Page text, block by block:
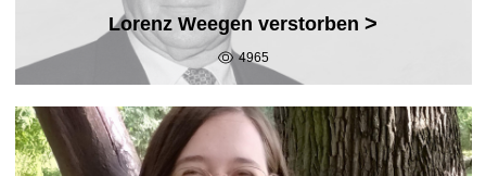
Lorenz Weegen verstorben >
4965